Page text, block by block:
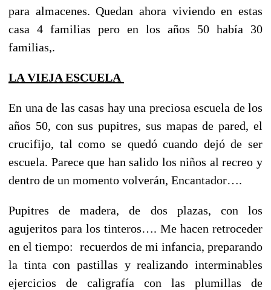
para almacenes. Quedan ahora viviendo en estas
casa 4 familias pero en los años 50 había 30
familias,.
LA VIEJA ESCUELA
En una de las casas hay una preciosa escuela de los
años 50, con sus pupitres, sus mapas de pared, el
crucifijo, tal como se quedó cuando dejó de ser
escuela. Parece que han salido los niños al recreo y
dentro de un momento volverán, Encantador….
Pupitres de madera, de dos plazas, con los
agujeritos para los tinteros…. Me hacen retroceder
en el tiempo: recuerdos de mi infancia, preparando
la tinta con pastillas y realizando interminables
ejercicios de caligrafía con las plumillas de